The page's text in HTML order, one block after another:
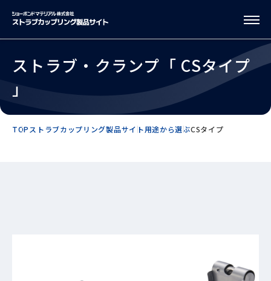
ストラブ・クランプ「 CSタイプ
」
TOP ストラブカップリング製品サイト用途から選ぶCSタイプ